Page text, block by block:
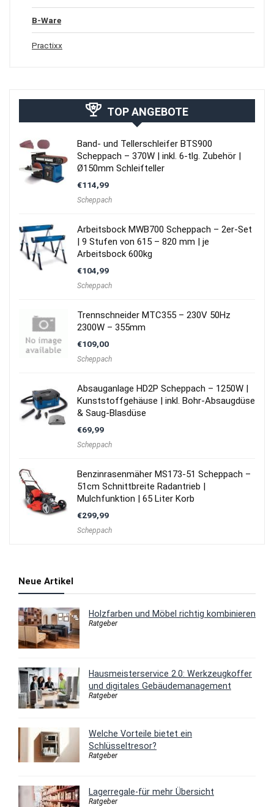
B-Ware
Practixx
TOP ANGEBOTE
Band- und Tellerschleifer BTS900
Scheppach – 370W | inkl. 6-tlg. Zubehör |
Ø150mm Schleifteller
€114,99
Scheppach
Arbeitsbock MWB700 Scheppach – 2er-Set
| 9 Stufen von 615 – 820 mm | je
Arbeitsbock 600kg
€104,99
Scheppach
Trennschneider MTC355 – 230V 50Hz
2300W – 355mm
€109,00
Scheppach
Absauganlage HD2P Scheppach – 1250W |
Kunststoffgehäuse | inkl. Bohr-Absaugdüse
& Saug-Blasdüse
€69,99
Scheppach
Benzinrasenmäher MS173-51 Scheppach –
51cm Schnittbreite Radantrieb |
Mulchfunktion | 65 Liter Korb
€299,99
Scheppach
Neue Artikel
Holzfarben und Möbel richtig kombinieren
Ratgeber
Hausmeisterservice 2.0: Werkzeugkoffer
und digitales Gebäudemanagement
Ratgeber
Welche Vorteile bietet ein
Schlüsseltresor?
Ratgeber
Lagerregale-für mehr Übersicht
Ratgeber